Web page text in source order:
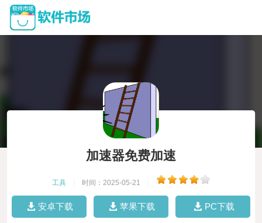
加速器免费加速
工具 时间：2025-05-21
安卓下载 苹果下载 PC下载